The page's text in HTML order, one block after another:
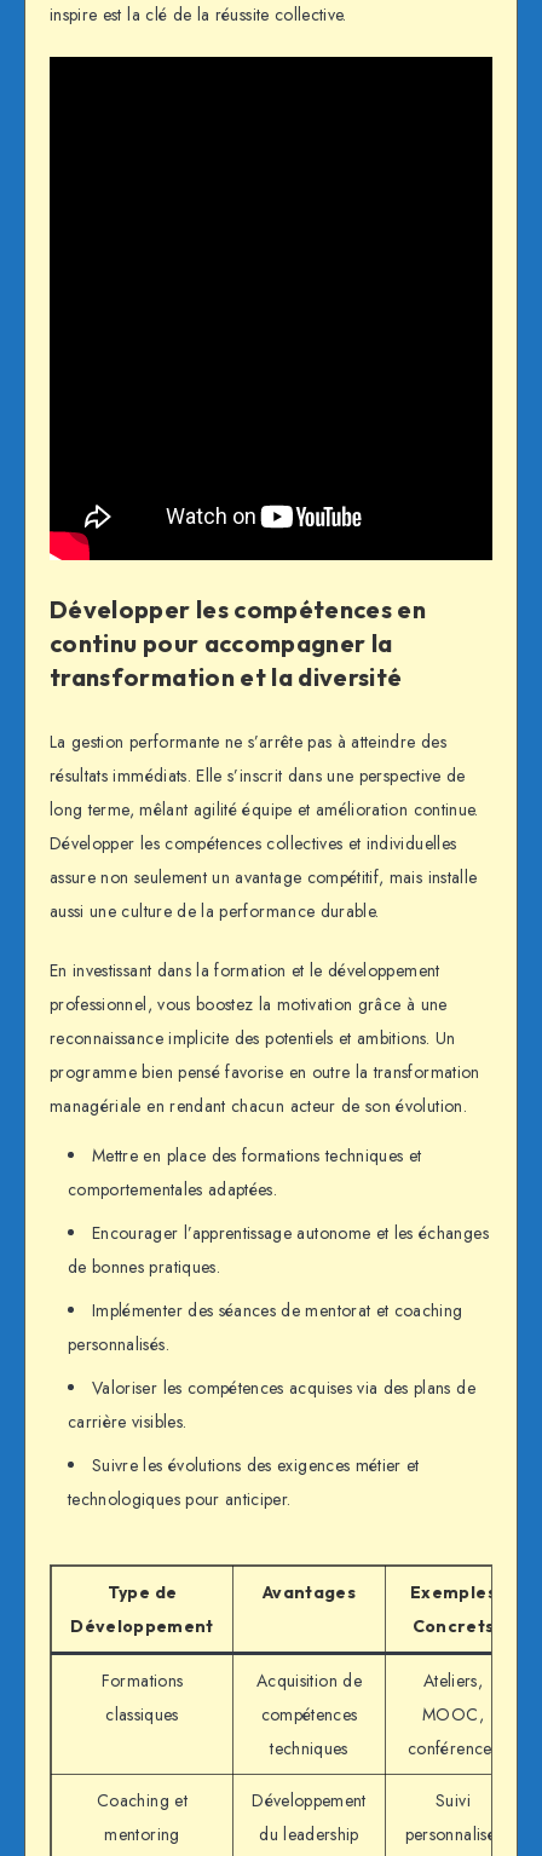
inspire est la clé de la réussite collective.
Développer les compétences en
continu pour accompagner la
transformation et la diversité
La gestion performante ne s’arrête pas à atteindre des
résultats immédiats. Elle s’inscrit dans une perspective de
long terme, mêlant agilité équipe et amélioration continue.
Développer les compétences collectives et individuelles
assure non seulement un avantage compétitif, mais installe
aussi une culture de la performance durable.
En investissant dans la formation et le développement
professionnel, vous boostez la motivation grâce à une
reconnaissance implicite des potentiels et ambitions. Un
programme bien pensé favorise en outre la transformation
managériale en rendant chacun acteur de son évolution.
Mettre en place des formations techniques et
comportementales adaptées.
Encourager l’apprentissage autonome et les échanges
de bonnes pratiques.
Implémenter des séances de mentorat et coaching
personnalisés.
Valoriser les compétences acquises via des plans de
carrière visibles.
Suivre les évolutions des exigences métier et
technologiques pour anticiper.
Type de
Développement
Avantages
Exemples
Concrets
Formations
classiques
Acquisition de
compétences
techniques
Ateliers,
MOOC,
conférences
Coaching et
mentoring
Développement
du leadership
Suivi
personnalisé,